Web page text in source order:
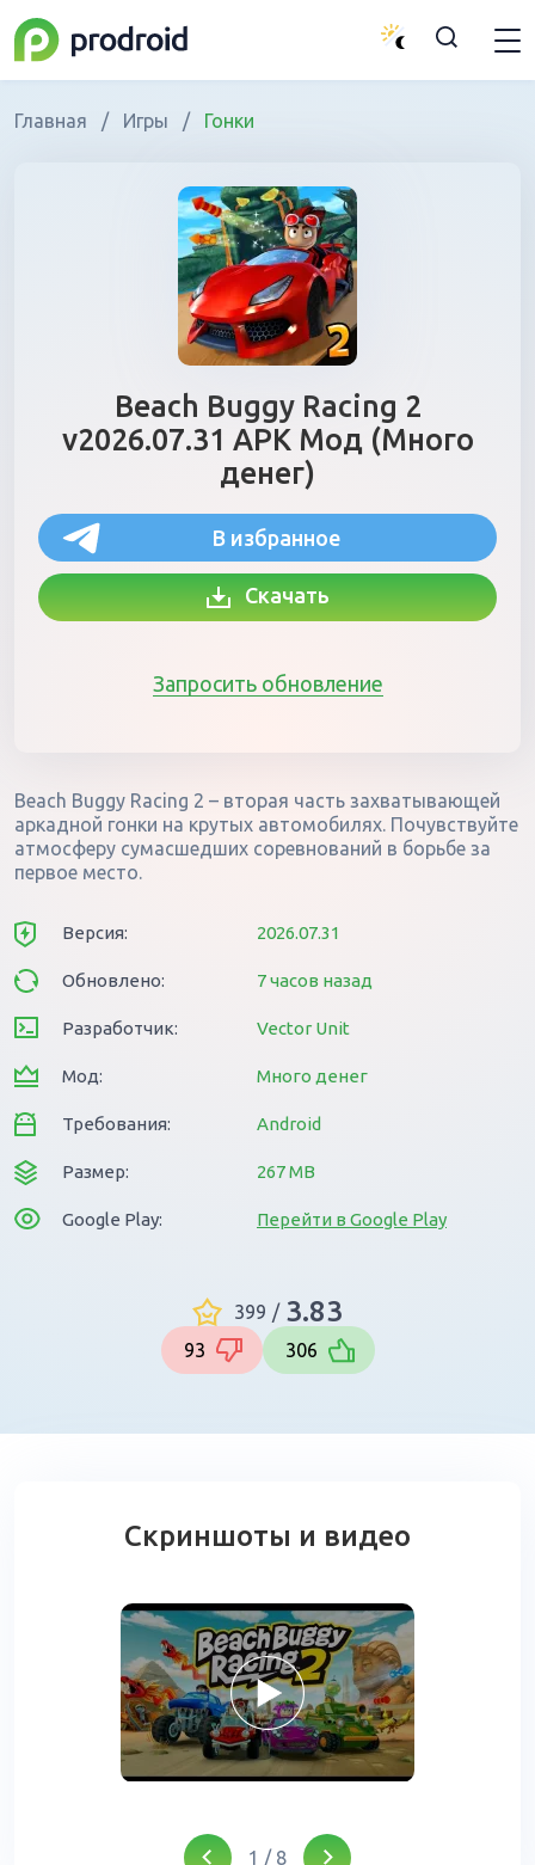
Главная / Игры / Гонки
Beach Buggy Racing 2
v2026.07.31 APK Мод (Много
денег)
В избранное
Скачать
Запросить обновление
Beach Buggy Racing 2 – вторая часть захватывающей
аркадной гонки на крутых автомобилях. Почувствуйте
атмосферу сумасшедших соревнований в борьбе за
первое место.
Версия: 2026.07.31
Обновлено: 7 часов назад
Разработчик: Vector Unit
Мод: Много денег
Требования: Android
Размер: 267 MB
Google Play: Перейти в Google Play
399 / 3.83
93 306
Скриншоты и видео
1 / 8